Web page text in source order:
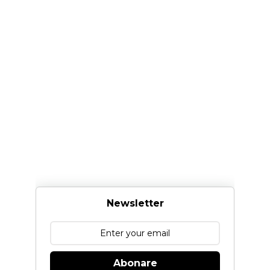
Newsletter
Abonare